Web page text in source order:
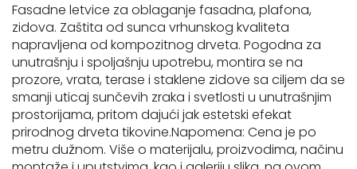
Fasadne letvice za oblaganje fasadna, plafona,
zidova. Zaštita od sunca vrhunskog kvaliteta
napravljena od kompozitnog drveta. Pogodna za
unutrašnju i spoljašnju upotrebu, montira se na
prozore, vrata, terase i staklene zidove sa ciljem da se
smanji uticaj sunčevih zraka i svetlosti u unutrašnjim
prostorijama, pritom dajući jak estetski efekat
prirodnog drveta tikovine.Napomena: Cena je po
metru dužnom. Više o materijalu, proizvodima, načinu